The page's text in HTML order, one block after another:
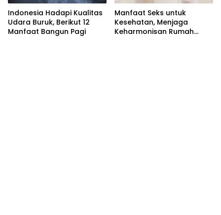
Indonesia Hadapi Kualitas
Udara Buruk, Berikut 12
Manfaat Bangun Pagi
Manfaat Seks untuk
Kesehatan, Menjaga
Keharmonisan Rumah